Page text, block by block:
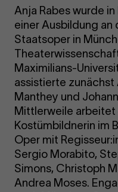
Anja Rabes wurde
einer Ausbildung an
Staatsoper in
Maximilians-
assistierte zunächst
Manthey und
Mittlerweile arbeitet
Kostümbildnerin im
Oper mit
Sergio Morabito,
Simons, Christoph
Andrea Moses.